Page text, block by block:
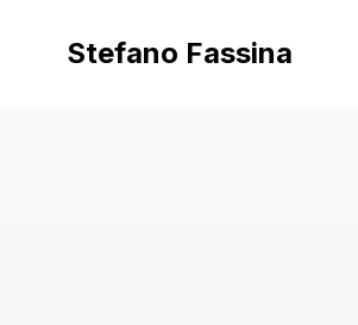
contenutoStefano Fassina